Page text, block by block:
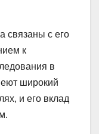
связаны с его
к
в
широкий
и его вклад